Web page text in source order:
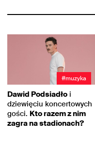
#muzyka
Dawid Podsiadło i
dziewięciu koncertowych
gości. Kto razem z nim
zagra na stadionach?